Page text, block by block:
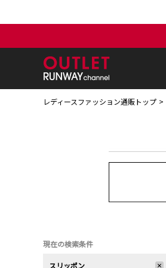
レディースファッション通販トップ
現在の検索条件
スリッポン